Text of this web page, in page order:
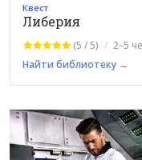
Квест
Либерия
(5 / 5) 2–5
Найти библиотеку →